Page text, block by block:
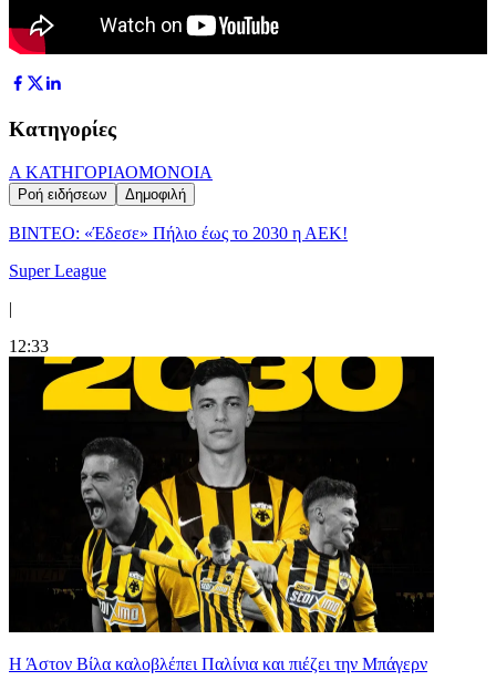
Κατηγορίες
Α ΚΑΤΗΓΟΡΙΑΟΜΟΝΟΙΑ
Ροή ειδήσεων Δημοφιλή
ΒΙΝΤΕΟ: «Έδεσε» Πήλιο έως το 2030 η ΑΕΚ!
Super League
|
12:33
Η Άστον Βίλα καλοβλέπει Παλίνια και πιέζει την Μπάγερν